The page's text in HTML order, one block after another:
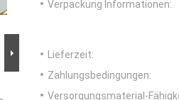
Verpackung Informationen:
Lieferzeit:
Zahlungsbedingungen:
Versorgungsmaterial-